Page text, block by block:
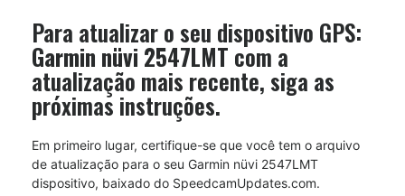
Para atualizar o seu dispositivo GPS:
Garmin nüvi 2547LMT com a
atualização mais recente, siga as
próximas instruções.
Em primeiro lugar, certifique-se que você tem o arquivo
de atualização para o seu Garmin nüvi 2547LMT
dispositivo, baixado do SpeedcamUpdates.com.